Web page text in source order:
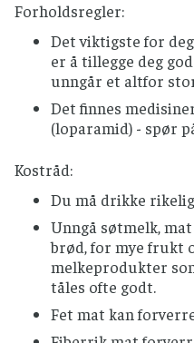
Forholdsregler:
Det viktigste for
er å tillegge deg
unngår et altfor
Det finnes
(loparamid) - spør
Kostråd:
Du må drikke
Unngå søtmelk,
brød, for mye frukt
melkeprodukter
tåles ofte godt.
Fet mat kan